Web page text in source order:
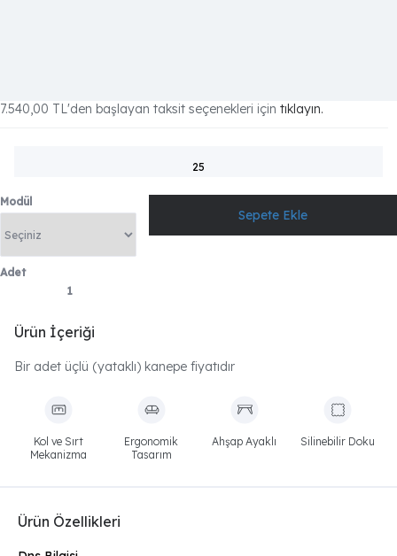
7.540,00 TL'den başlayan taksit seçenekleri için tıklayın.
25
Modül
Adet
Ürün İçeriği
Bir adet üçlü (yataklı) kanepe fiyatıdır
Kol ve Sırt
Mekanizma
Ergonomik
Tasarım
Ahşap Ayaklı Silinebilir Doku
Ürün Özellikleri